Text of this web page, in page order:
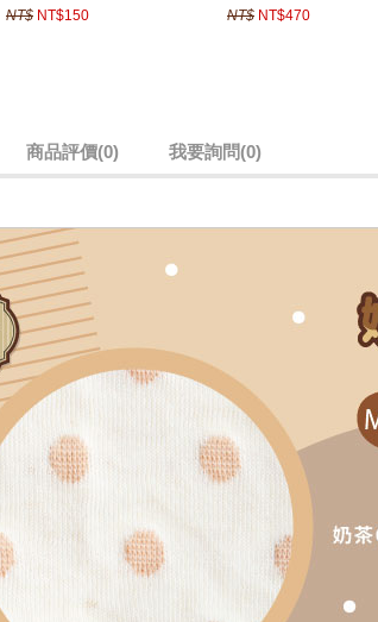
(附贈卡片、提袋)
NT$ NT$150
NT$ NT$470
商品評價(0) 我要詢問(0)